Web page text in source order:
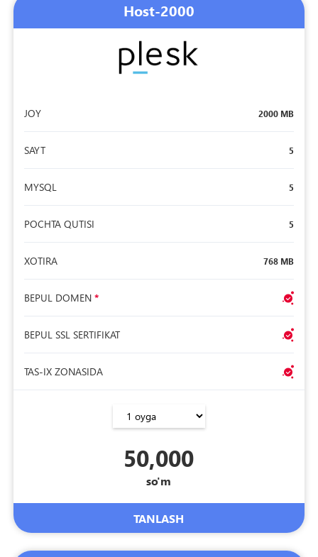
Host-2000
JOY 2000 MB
SAYT 5
MYSQL 5
POCHTA QUTISI 5
XOTIRA 768 MB
BEPUL DOMEN*
BEPUL SSL SERTIFIKAT
TAS-IX ZONASIDA
50,000
so'm
TANLASH